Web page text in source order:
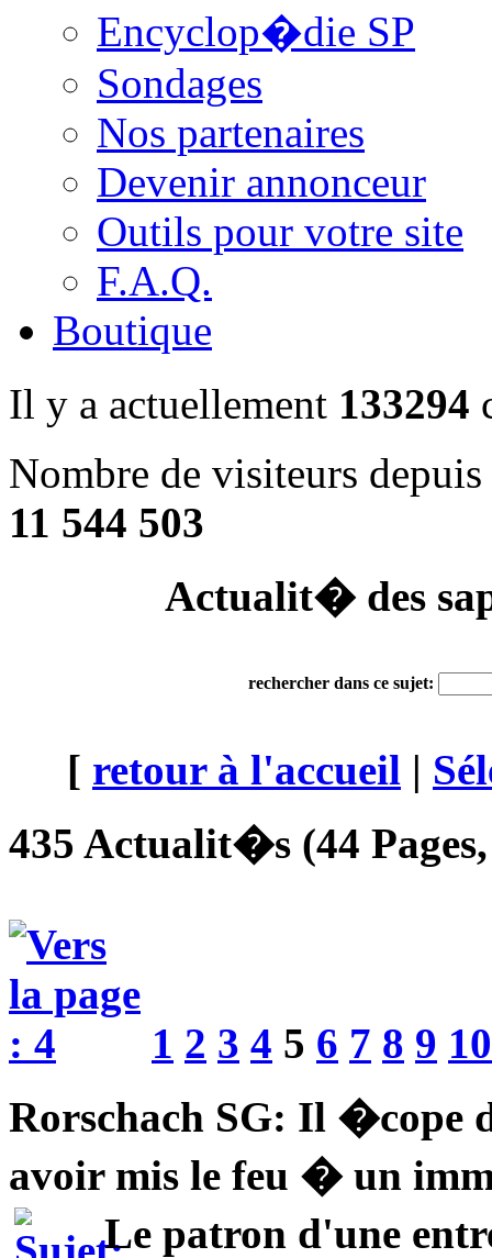
Encyclop�die SP
Sondages
Nos partenaires
Devenir annonceur
Outils pour votre site
F.A.Q.
Boutique
Il y a actuellement 133294
Nombre de visiteurs
11 544 503
Actualit� des
rechercher dans ce sujet:
[ retour à l'accueil |
435 Actualit�s (44
1 2 3 4 5 6 7 8 9 10
Rorschach SG: Il �cope
avoir mis le feu � un
Le patron d'une